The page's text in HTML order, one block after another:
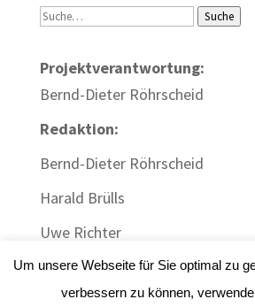
Suche Suche
Projektverantwortung:
Bernd-Dieter Röhrscheid
Redaktion:
Bernd-Dieter Röhrscheid
Harald Brülls
Uwe Richter
Um unsere Webseite für Sie optimal zu
verbessern zu können,